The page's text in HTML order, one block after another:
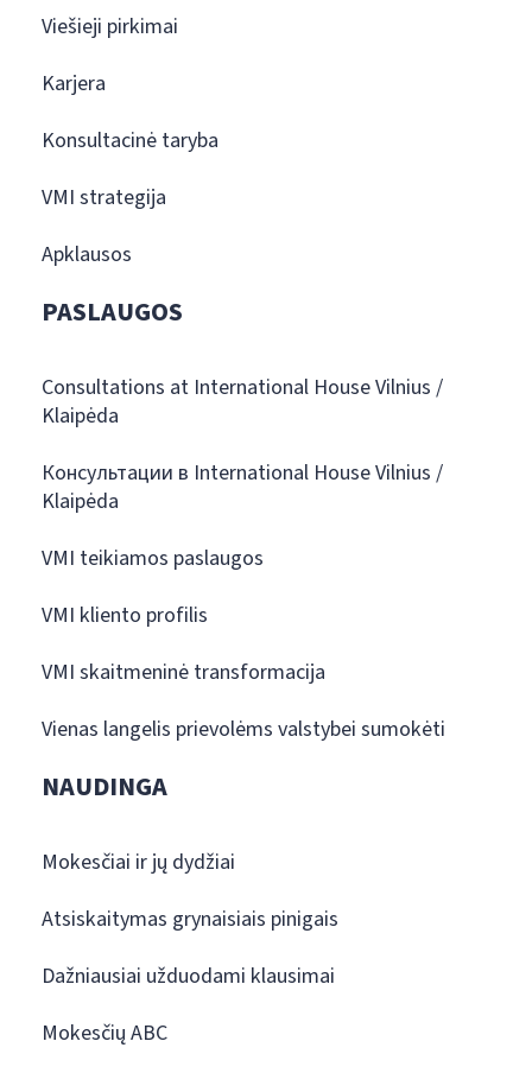
Viešieji pirkimai
Karjera
Konsultacinė taryba
VMI strategija
Apklausos
PASLAUGOS
Consultations at International House Vilnius /
Klaipėda
Консультации в International House Vilnius /
Klaipėda
VMI teikiamos paslaugos
VMI kliento profilis
VMI skaitmeninė transformacija
Vienas langelis prievolėms valstybei sumokėti
NAUDINGA
Mokesčiai ir jų dydžiai
Atsiskaitymas grynaisiais pinigais
Dažniausiai užduodami klausimai
Mokesčių ABC